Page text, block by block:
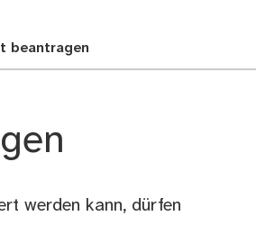
beantragen
werden kann, dürfen